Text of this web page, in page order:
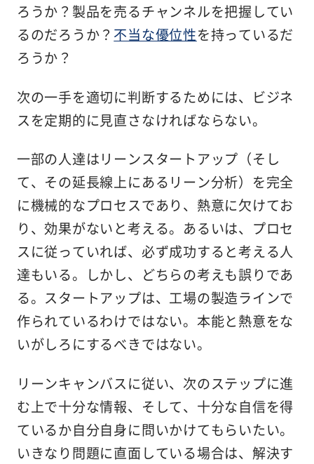
ろうか？製品を売るチャンネルを把握してい
るのだろうか？ 不当な優位性を持っているだ
ろうか？
次の一手を適切に判断するためには、ビジネ
スを定期的に見直さなければならない。
一部の人達はリーンスタートアップ（そし
て、その延長線上にあるリーン分析）を完全
に機械的なプロセスであり、熱意に欠けてお
り、効果がないと考える。あるいは、プロセ
スに従っていれば、必ず成功すると考える人
達もいる。しかし、どちらの考えも誤りであ
る。スタートアップは、工場の製造ラインで
作られているわけではない。本能と熱意をな
いがしろにするべきではない。
リーンキャンバスに従い、次のステップに進
む上で十分な情報、そして、十分な自信を得
ているか自分自身に問いかけてもらいたい。
いきなり問題に直面している場合は、解決す